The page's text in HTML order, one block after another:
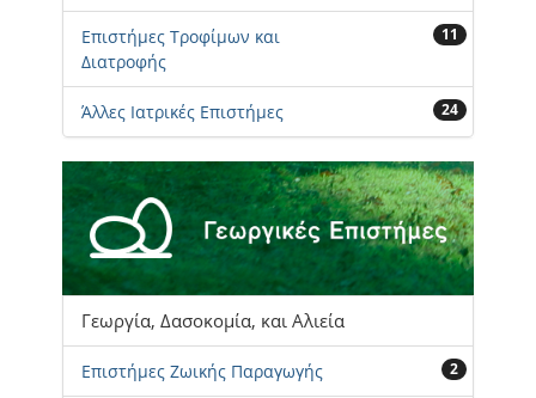
Επιστήμες Τροφίμων και
Διατροφής
11
Άλλες Ιατρικές Επιστήμες 24
Γεωργία, Δασοκομία, και Αλιεία
Επιστήμες Ζωικής Παραγωγής 2